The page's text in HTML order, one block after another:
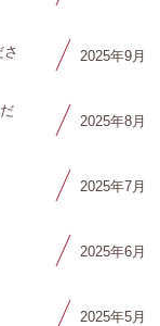
2025年9月
2025年8月
2025年7月
2025年6月
2025年5月